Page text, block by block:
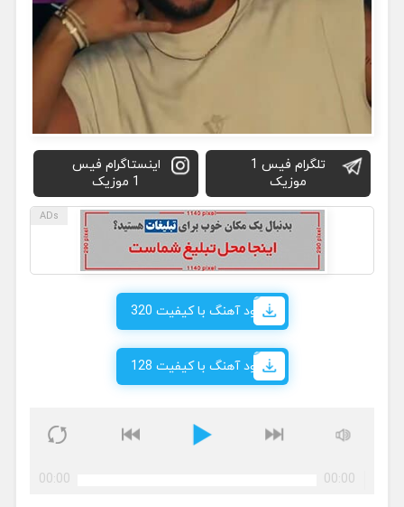
تلگرام فیس 1
موزیک
اینستاگرام فیس
1 موزیک
دانلود آهنگ با کیفیت 320
دانلود آهنگ با کیفیت 128
00:00
00:00